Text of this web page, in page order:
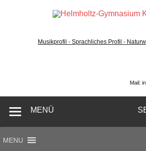
Musikprofil - Sprachliches Profil -
Mail:
MENÜ
MENU